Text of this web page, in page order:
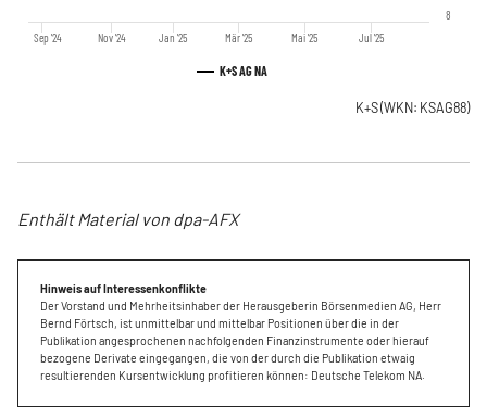
K+S AG NA
Sep '24 Nov '24 Jan '25 Mär '25 Mai '25 Jul '25
8
K+S(WKN: KSAG88)
Enthält Material von dpa-AFX
Hinweis auf Interessenkonflikte
Der Vorstand und Mehrheitsinhaber der Herausgeberin Börsenmedien AG, Herr
Bernd Förtsch, ist unmittelbar und mittelbar Positionen über die in der
Publikation angesprochenen nachfolgenden Finanzinstrumente oder hierauf
bezogene Derivate eingegangen, die von der durch die Publikation etwaig
resultierenden Kursentwicklung profitieren können: Deutsche Telekom NA.